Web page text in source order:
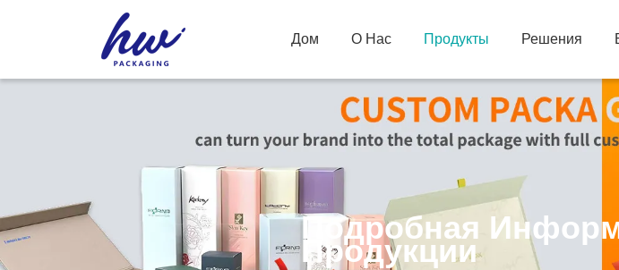
Дом О Нас Продукты Решения
Подробная
Продукции